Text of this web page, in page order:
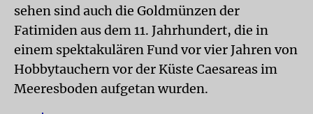
sehen sind auch die Goldmünzen der
Fatimiden aus dem 11. Jahrhundert, die in
einem spektakulären Fund vor vier Jahren von
Hobbytauchern vor der Küste Caesareas im
Meeresboden aufgetan wurden.